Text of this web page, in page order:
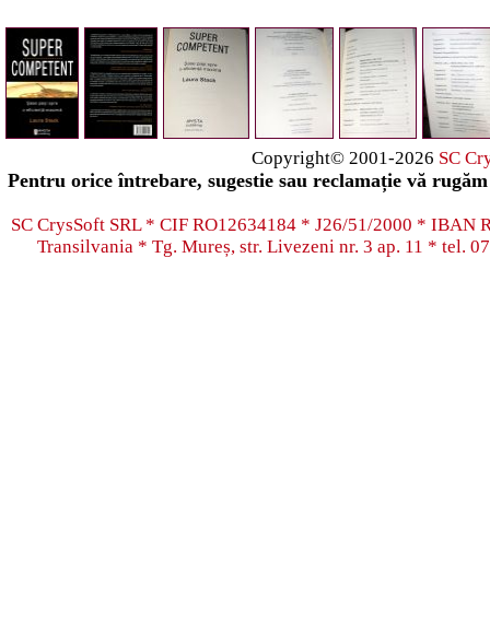
Copyright© 2001-2026 SC
Pentru orice întrebare, sugestie sau reclamație vă
SC CrysSoft SRL * CIF RO12634184 * J26/51/2000 * IBAN
Transilvania * Tg. Mureș, str. Livezeni nr. 3 ap. 11 * tel.